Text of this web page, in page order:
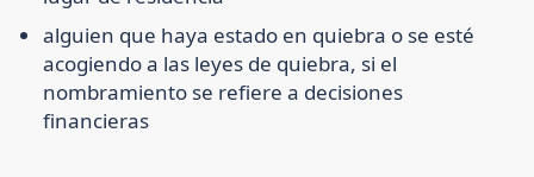
alguien que haya estado en quiebra o se esté
acogiendo a las leyes de quiebra, si el
nombramiento se refiere a decisiones
financieras